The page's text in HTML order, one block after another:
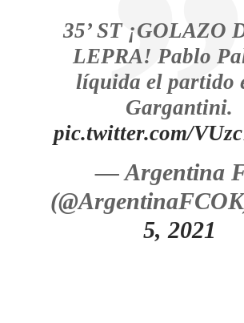
35’ ST ¡GOLAZO
LEPRA! Pablo
líquida el partido
Gargantini.
pic.twitter.com/
— Argentina
5, 2021